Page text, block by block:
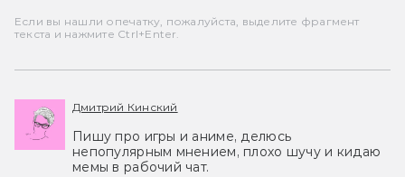
Если вы нашли опечатку, пожалуйста, выделите фрагмент
текста и нажмите Ctrl+Enter.
Дмитрий Кинский
Пишу про игры и аниме, делюсь
непопулярным мнением, плохо шучу и кидаю
мемы в рабочий чат.